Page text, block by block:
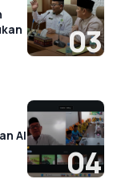
03
AI
04